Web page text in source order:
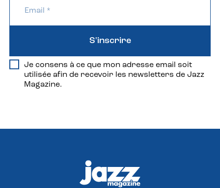
Je consens à ce que mon adresse email soit
utilisée afin de recevoir les newsletters de Jazz
Magazine.
S'inscrire